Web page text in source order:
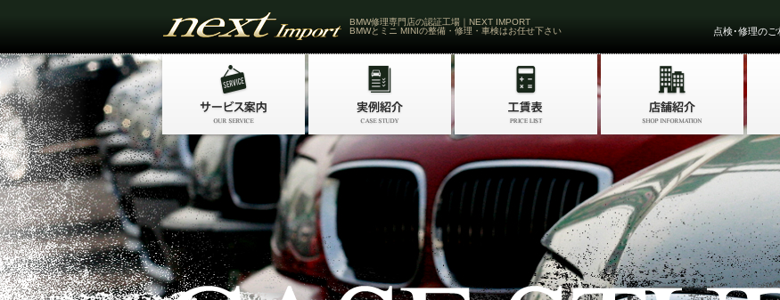
BMW修理専門店の認証工場｜NEXT IMPORT
BMWとミニ MINIの整備・修理・車検はお任せ下さい
点検･修理のご